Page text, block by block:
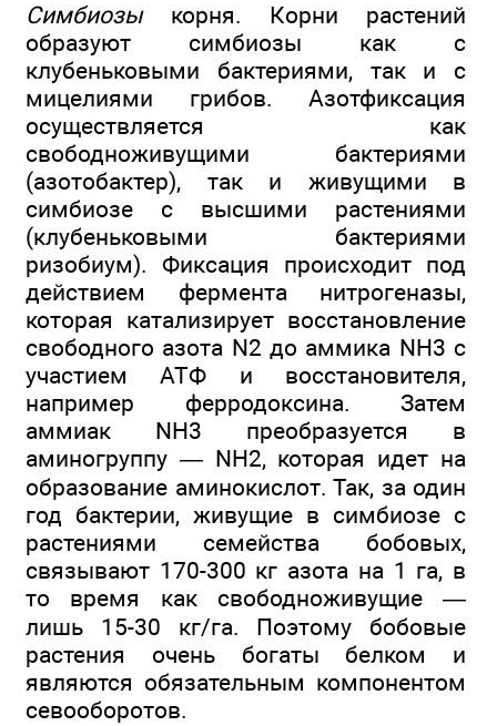
Симбиозыкорня. Корни растений
образуют симбиозы как с
клубеньковыми бактериями, так и с
мицелиями грибов. Азотфиксация
осуществляется как
свободноживущими бактериями
(азотобактер), так и живущими в
симбиозе с высшими растениями
(клубеньковыми бактериями
ризобиум). Фиксация происходит под
действием фермента нитрогеназы,
которая катализирует восстановление
свободного азота N2 до аммика NH3 с
участием АТФ и восстановителя,
например ферродоксина. Затем
аммиак NH3 преобразуется в
аминогруппу — NH2, которая идет на
образование аминокислот. Так, за один
год бактерии, живущие в симбиозе с
растениями семейства бобовых,
связывают 170-300 кг азота на 1 га, в
то время как свободноживущие —
лишь 15-30 кг/га. Поэтому бобовые
растения очень богаты белком и
являются обязательным компонентом
севооборотов.